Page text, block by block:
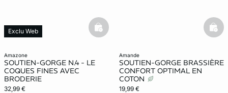
amazone
SOUTIEN-GORGE N.4 - LE
COQUES FINES AVEC
BRODERIE
32,99 €
Exclu Web basketfull
amande
SOUTIEN-GORGE BRASSIÈRE
CONFORT OPTIMAL EN
COTON
19,99 €